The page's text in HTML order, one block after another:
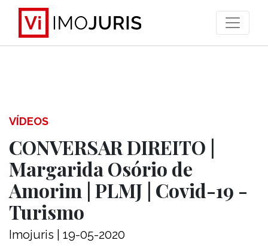
>
VÍDEOS
CONVERSAR DIREITO |
Margarida Osório de
Amorim | PLMJ | Covid-19 -
Turismo
Imojuris | 19-05-2020